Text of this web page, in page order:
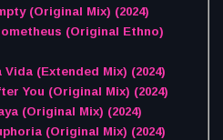
(Original Mix) (2024)
(Original Ethno)
(Extended Mix) (2024)
You (Original Mix) (2024)
(Original Mix) (2024)
(Original Mix) (2024)